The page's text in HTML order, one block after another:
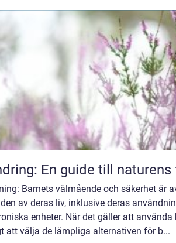
En guide till
Barnets välmående och säkerhet är
av deras liv, inklusive deras
enheter. När det gäller att
att välja de lämpliga alternativen för b...